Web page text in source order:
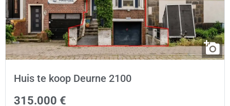
Huis te koop Deurne 2100
315.000 €